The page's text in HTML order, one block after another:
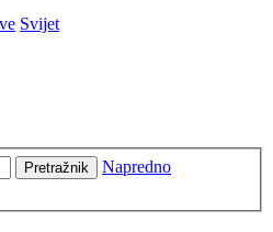
Svijet
Pretražnik
Napredno